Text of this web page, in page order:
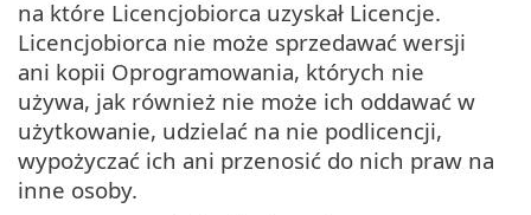
na które Licencjobiorca uzyskał Licencje.
Licencjobiorca nie może sprzedawać wersji
ani kopii Oprogramowania, których nie
używa, jak również nie może ich oddawać w
użytkowanie, udzielać na nie podlicencji,
wypożyczać ich ani przenosić do nich praw na
inne osoby.